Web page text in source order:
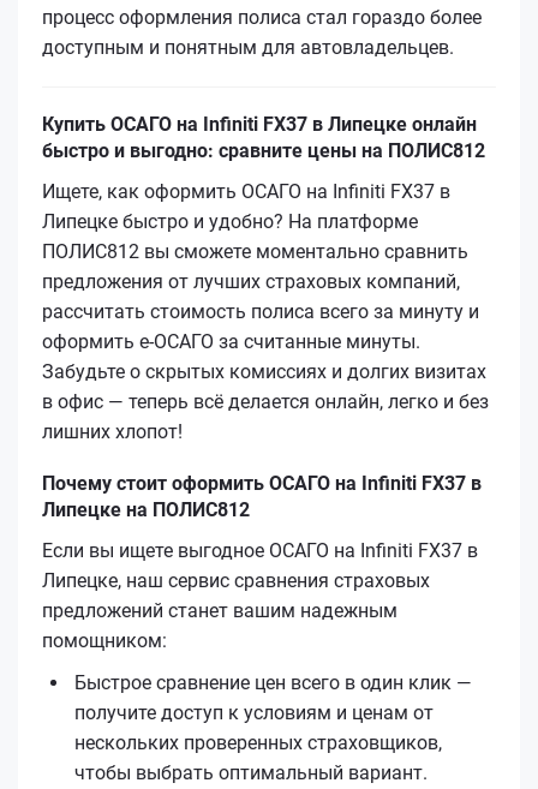
процесс оформления полиса стал гораздо более
доступным и понятным для автовладельцев.
Купить ОСАГО на Infiniti FX37 в Липецке онлайн
быстро и выгодно: сравните цены на ПОЛИС812
Ищете, как оформить ОСАГО на Infiniti FX37 в
Липецке быстро и удобно? На платформе
ПОЛИС812 вы сможете моментально сравнить
предложения от лучших страховых компаний,
рассчитать стоимость полиса всего за минуту и
оформить е-ОСАГО за считанные минуты.
Забудьте о скрытых комиссиях и долгих визитах
в офис — теперь всё делается онлайн, легко и без
лишних хлопот!
Почему стоит оформить ОСАГО на Infiniti FX37 в
Липецке на ПОЛИС812
Если вы ищете выгодное ОСАГО на Infiniti FX37 в
Липецке, наш сервис сравнения страховых
предложений станет вашим надежным
помощником:
Быстрое сравнение цен всего в один клик —
получите доступ к условиям и ценам от
нескольких проверенных страховщиков,
чтобы выбрать оптимальный вариант.